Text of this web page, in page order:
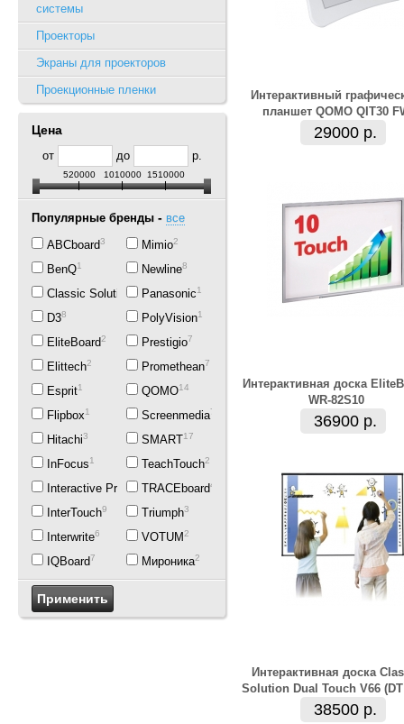
системы
Проекторы
Экраны для проекторов
Проекционные пленки
Цена
от до р.
520000 1010000 1510000
Популярные бренды - все
ABCboard3
BenQ1
Classic Solution 7
D38
EliteBoard2
Elittech2
Esprit1
Flipbox1
Hitachi3
InFocus1
Interactive Project7
InterTouch9
Interwrite6
IQBoard7
Mimio2
Newline8
Panasonic1
PolyVision1
Prestigio7
Promethean7
QOMO14
Screenmedia7
SMART17
TeachTouch2
TRACEboard4
Triumph3
VOTUM2
Мироника2
Интерактивный
планшет QOMO QIT30
29000 р.
Интерактивная доска
WR-82S10
36900 р.
Интерактивная доска
Solution Dual Touch V66 (DT
38500 р.